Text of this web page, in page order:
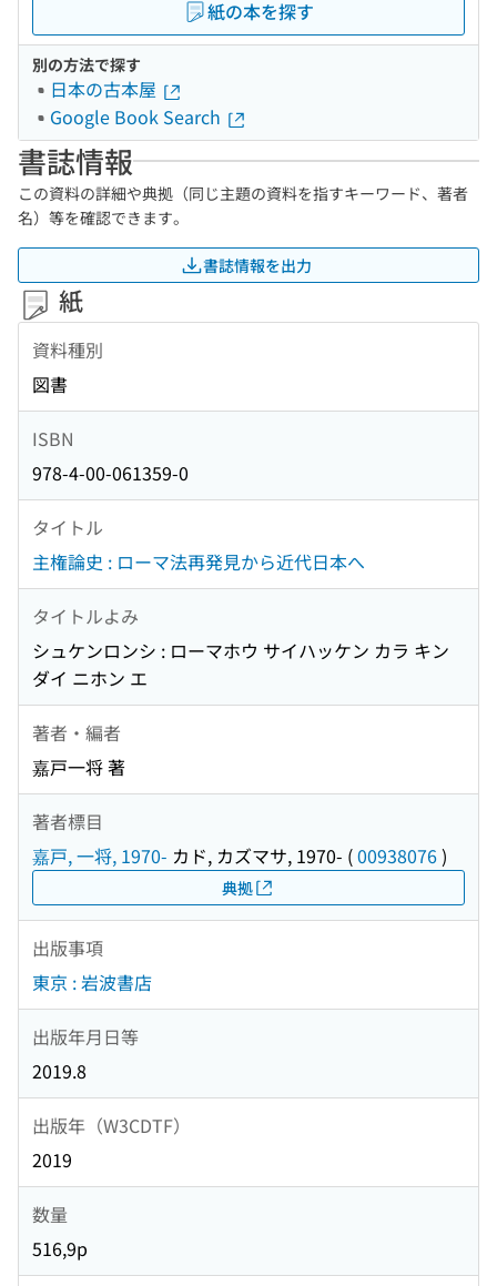
紙の本を探す
別の方法で探す
日本の古本屋
Google Book Search
書誌情報
この資料の詳細や典拠（同じ主題の資料を指すキーワード、著者
名）等を確認できます。
書誌情報を出力
紙
資料種別
図書
ISBN
978-4-00-061359-0
タイトル
主権論史 : ローマ法再発見から近代日本へ
タイトルよみ
シュケンロンシ : ローマホウ サイハッケン カラ キン
ダイ ニホン エ
著者・編者
嘉戸一将 著
著者標目
嘉戸, 一将, 1970- カド, カズマサ, 1970- (00938076)
典拠
出版事項
東京 : 岩波書店
出版年月日等
2019.8
出版年（W3CDTF）
2019
数量
516,9p